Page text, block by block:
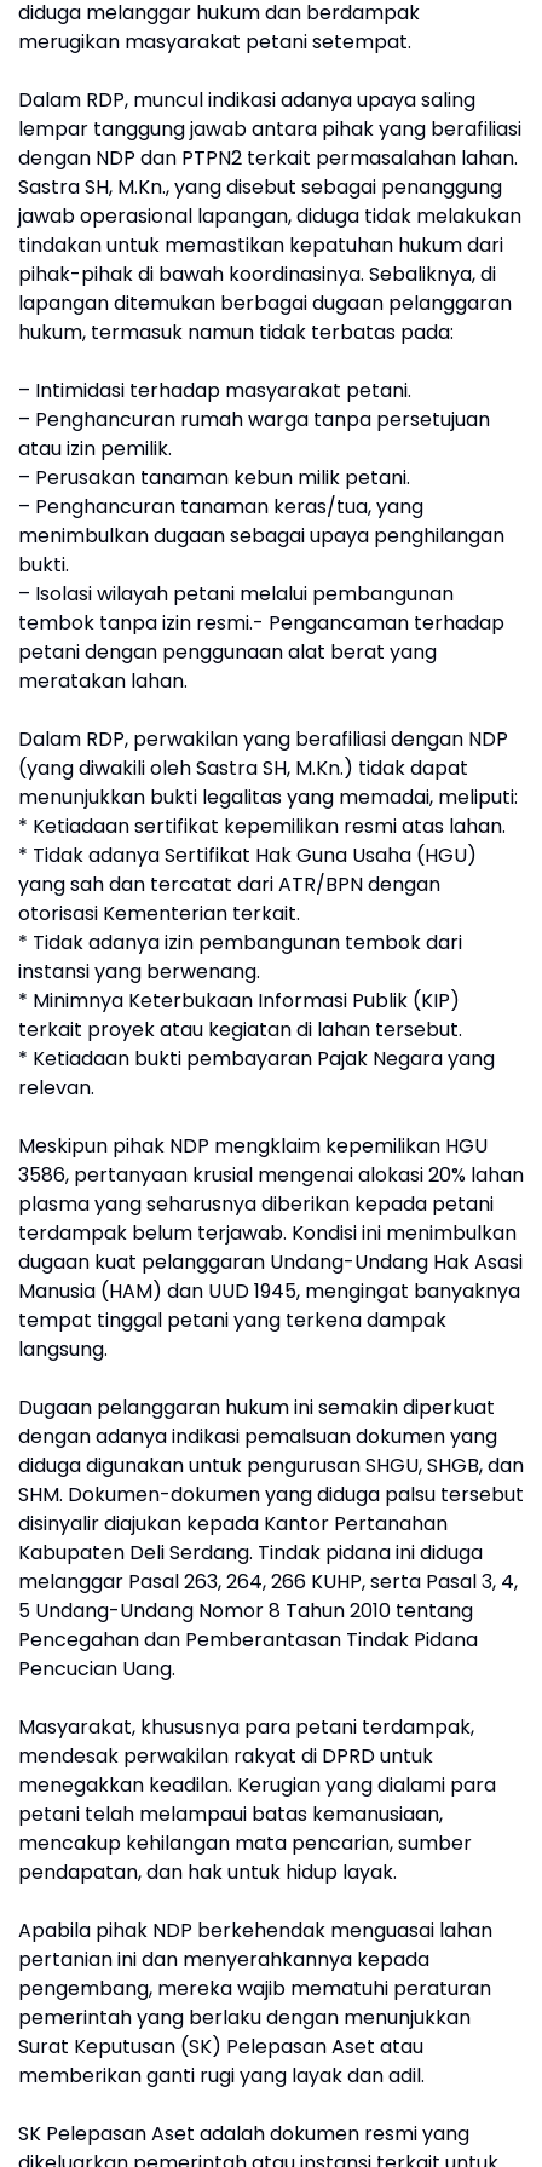
diduga melanggar hukum dan berdampak
merugikan masyarakat petani setempat.
Dalam RDP, muncul indikasi adanya upaya saling
lempar tanggung jawab antara pihak yang berafiliasi
dengan NDP dan PTPN2 terkait permasalahan lahan.
Sastra SH, M.Kn., yang disebut sebagai penanggung
jawab operasional lapangan, diduga tidak melakukan
tindakan untuk memastikan kepatuhan hukum dari
pihak-pihak di bawah koordinasinya. Sebaliknya, di
lapangan ditemukan berbagai dugaan pelanggaran
hukum, termasuk namun tidak terbatas pada:
– Intimidasi terhadap masyarakat petani.
– Penghancuran rumah warga tanpa persetujuan
atau izin pemilik.
– Perusakan tanaman kebun milik petani.
– Penghancuran tanaman keras/tua, yang
menimbulkan dugaan sebagai upaya penghilangan
bukti.
– Isolasi wilayah petani melalui pembangunan
tembok tanpa izin resmi.- Pengancaman terhadap
petani dengan penggunaan alat berat yang
meratakan lahan.
Dalam RDP, perwakilan yang berafiliasi dengan NDP
(yang diwakili oleh Sastra SH, M.Kn.) tidak dapat
menunjukkan bukti legalitas yang memadai, meliputi:
* Ketiadaan sertifikat kepemilikan resmi atas lahan.
* Tidak adanya Sertifikat Hak Guna Usaha (HGU)
yang sah dan tercatat dari ATR/BPN dengan
otorisasi Kementerian terkait.
* Tidak adanya izin pembangunan tembok dari
instansi yang berwenang.
* Minimnya Keterbukaan Informasi Publik (KIP)
terkait proyek atau kegiatan di lahan tersebut.
* Ketiadaan bukti pembayaran Pajak Negara yang
relevan.
Meskipun pihak NDP mengklaim kepemilikan HGU
3586, pertanyaan krusial mengenai alokasi 20% lahan
plasma yang seharusnya diberikan kepada petani
terdampak belum terjawab. Kondisi ini menimbulkan
dugaan kuat pelanggaran Undang-Undang Hak Asasi
Manusia (HAM) dan UUD 1945, mengingat banyaknya
tempat tinggal petani yang terkena dampak
langsung.
Dugaan pelanggaran hukum ini semakin diperkuat
dengan adanya indikasi pemalsuan dokumen yang
diduga digunakan untuk pengurusan SHGU, SHGB, dan
SHM. Dokumen-dokumen yang diduga palsu tersebut
disinyalir diajukan kepada Kantor Pertanahan
Kabupaten Deli Serdang. Tindak pidana ini diduga
melanggar Pasal 263, 264, 266 KUHP, serta Pasal 3, 4,
5 Undang-Undang Nomor 8 Tahun 2010 tentang
Pencegahan dan Pemberantasan Tindak Pidana
Pencucian Uang.
Masyarakat, khususnya para petani terdampak,
mendesak perwakilan rakyat di DPRD untuk
menegakkan keadilan. Kerugian yang dialami para
petani telah melampaui batas kemanusiaan,
mencakup kehilangan mata pencarian, sumber
pendapatan, dan hak untuk hidup layak.
Apabila pihak NDP berkehendak menguasai lahan
pertanian ini dan menyerahkannya kepada
pengembang, mereka wajib mematuhi peraturan
pemerintah yang berlaku dengan menunjukkan
Surat Keputusan (SK) Pelepasan Aset atau
memberikan ganti rugi yang layak dan adil.
SK Pelepasan Aset adalah dokumen resmi yang